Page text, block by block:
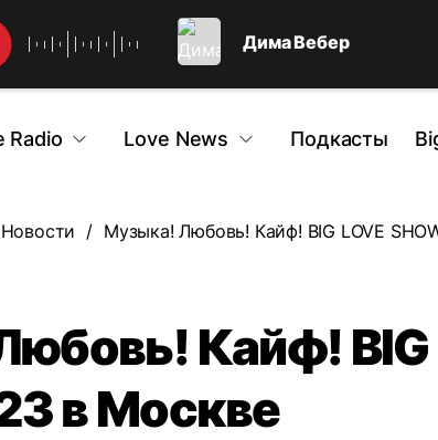
Дима Вебер
Radio Love News Подкасты
Музыка! Любовь! Кайф! BIG LOVE
Кайф! BIG
в Москве